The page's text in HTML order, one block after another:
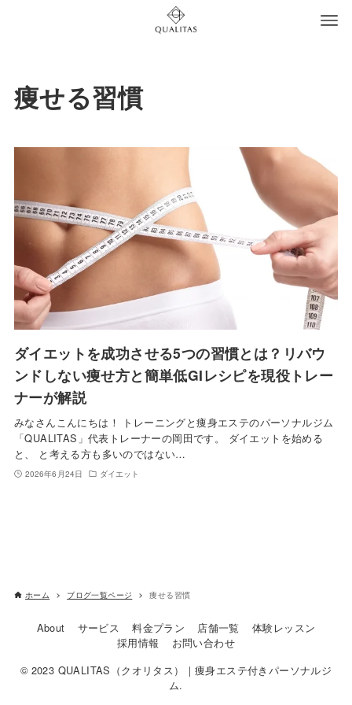
痩せる習慣
ダイエットを成功させる5つの習慣とは？リバウ
ンドしない痩せ方と簡単低GIレシピを現役トレー
ナーが解説
みなさんこんにちは！ トレーニングと痩身エステのパーソナルジム
「QUALITAS」代表トレーナーの岡田です。 ダイエットを始める
と、 と考える方も多いのではない…
2026年6月24日 ダイエット
ホーム ブログ一覧ページ 痩せる習慣
About サービス 料金プラン 店舗一覧
体験レッスン
採用情報
お問い合わせ
© 2023 QUALITAS（クオリタス）｜痩身エステ付きパーソナルジ
ム.